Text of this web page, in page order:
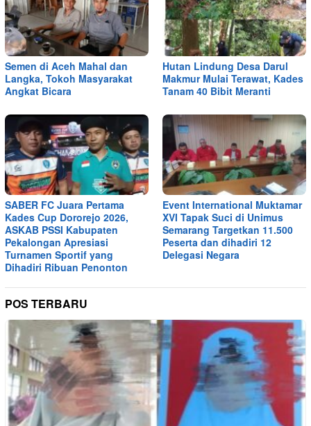
Semen di Aceh Mahal dan
Langka, Tokoh Masyarakat
Angkat Bicara
Hutan Lindung Desa Darul
Makmur Mulai Terawat, Kades
Tanam 40 Bibit Meranti
SABER FC Juara Pertama
Kades Cup Dororejo 2026,
ASKAB PSSI Kabupaten
Pekalongan Apresiasi
Turnamen Sportif yang
Dihadiri Ribuan Penonton
Event International Muktamar
XVI Tapak Suci di Unimus
Semarang Targetkan 11.500
Peserta dan dihadiri 12
Delegasi Negara
POS TERBARU